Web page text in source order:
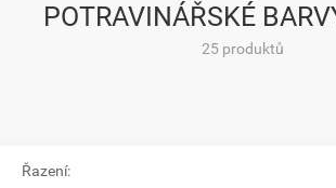
POTRAVINÁŘSKÉ
25 produktů
Řazení: